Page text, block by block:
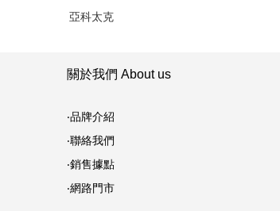
亞科太克
關於我們 About us
‧品牌介紹
‧聯絡我們
‧銷售據點
‧網路門市